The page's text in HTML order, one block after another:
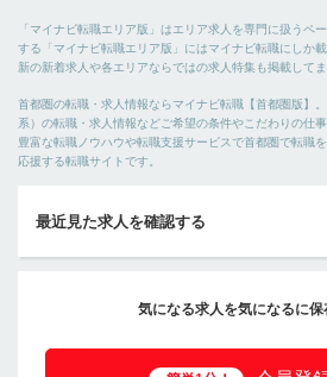
「マイナビ転職エリア版」はエリア求人を専門に扱うペー
する「マイナビ転職エリア版」にはマイナビ転職にしか
新の新着求人や各エリアならではの求人特集も掲載してま
首都圏の転職・求人情報ならマイナビ転職【首都圏版】
系）の転職・求人情報などご希望の条件やこだわりの仕
豊富な転職ノウハウや転職支援サービスで首都圏で転職
応援する転職サイトです。
最近見た求人を確認する
気になる求人を気になるに保